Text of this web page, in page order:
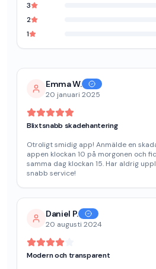
3
2
1
Emma W.
20 januari 2025
Blixtsnabb skadehantering
Otroligt smidig app! Anmälde en
appen klockan 10 på morgonen och
samma dag klockan 15. Har aldrig
snabb service!
Daniel P.
20 augusti 2024
Modern och transparent